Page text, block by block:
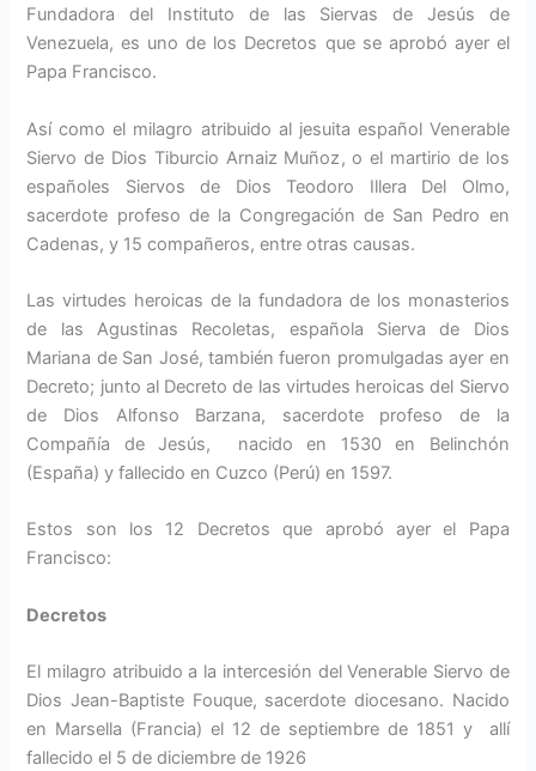
Fundadora del Instituto de las Siervas de Jesús de
Venezuela, es uno de los Decretos que se aprobó ayer el
Papa Francisco.
Así como el milagro atribuido al jesuita español Venerable
Siervo de Dios Tiburcio Arnaiz Muñoz, o el martirio de los
españoles Siervos de Dios Teodoro Illera Del Olmo,
sacerdote profeso de la Congregación de San Pedro en
Cadenas, y 15 compañeros, entre otras causas.
Las virtudes heroicas de la fundadora de los monasterios
de las Agustinas Recoletas, española Sierva de Dios
Mariana de San José, también fueron promulgadas ayer en
Decreto; junto al Decreto de las virtudes heroicas del Siervo
de Dios Alfonso Barzana, sacerdote profeso de la
Compañía de Jesús, nacido en 1530 en Belinchón
(España) y fallecido en Cuzco (Perú) en 1597.
Estos son los 12 Decretos que aprobó ayer el Papa
Francisco:
Decretos
El milagro atribuido a la intercesión del Venerable Siervo de
Dios Jean-Baptiste Fouque, sacerdote diocesano. Nacido
en Marsella (Francia) el 12 de septiembre de 1851 y allí
fallecido el 5 de diciembre de 1926